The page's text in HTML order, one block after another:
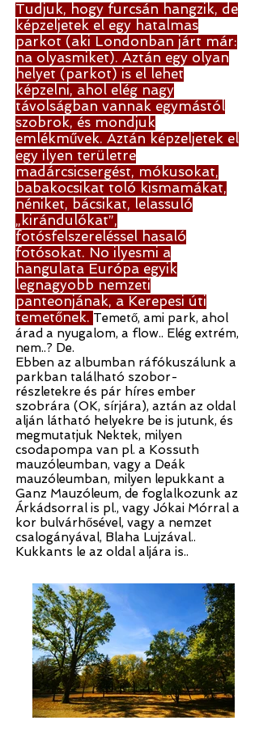
Tudjuk, hogy furcsán hangzik, de
képzeljetek el egy hatalmas
parkot (aki Londonban járt már:
na olyasmiket). Aztán egy olyan
helyet (parkot) is el lehet
képzelni, ahol elég nagy
távolságban vannak egymástól
szobrok, és mondjuk
emlékművek. Aztán képzeljetek el
egy ilyen területre
madárcsicsergést, mókusokat,
babakocsikat toló kismamákat,
néniket, bácsikat, lelassuló
„kirándulókat”,
fotósfelszereléssel hasaló
fotósokat. No ilyesmi a
hangulata Európa egyik
legnagyobb nemzeti
panteonjának, a Kerepesi úti
temetőnek. Temető, ami park, ahol
árad a nyugalom, a flow.. Elég extrém,
nem..? De.
Ebben az albumban ráfókuszálunk a
parkban található szobor-
részletekre és pár híres ember
szobrára (OK, sírjára), aztán az oldal
alján látható helyekre be is jutunk, és
megmutatjuk Nektek, milyen
csodapompa van pl. a Kossuth
mauzóleumban, vagy a Deák
mauzóleumban, milyen lepukkant a
Ganz Mauzóleum, de foglalkozunk az
Árkádsorral is pl., vagy Jókai Mórral a
kor bulvárhősével, vagy a nemzet
csalogányával, Blaha Lujzával..
Kukkants le az oldal aljára is..